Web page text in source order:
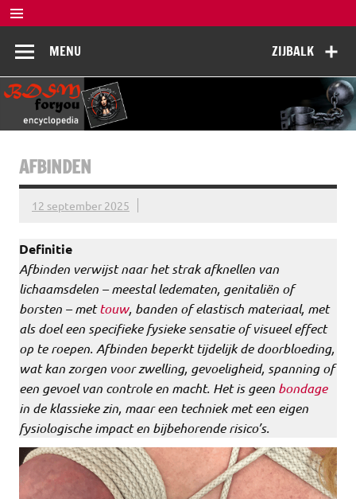
Doorgaan
naar
inhoud
BDSM
Encyclopedia
ZIJBALK
MENU
AFBINDEN
12 september 2025
Definitie
Afbinden verwijst naar het strak afknellen van
lichaamsdelen – meestal ledematen, genitaliën of
borsten – mettouw, banden of elastisch materiaal, met
als doel een specifieke fysieke sensatie of visueel effect
op te roepen. Afbinden beperkt tijdelijk de doorbloeding,
wat kan zorgen voor zwelling, gevoeligheid, spanning of
een gevoel van controle en macht. Het is geen bondage
in de klassieke zin, maar een techniek met een eigen
fysiologische impact en bijbehorende risico’s.